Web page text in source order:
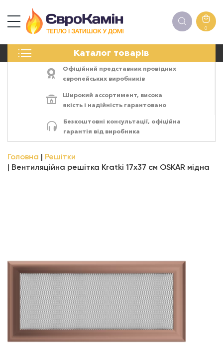
0
Каталог товарів
ПЕЧІ
ЕЛЕКТРОКАМІНИ
АКСЕСУАРИ
Офіційний представник провідних
європейських виробників
Широкий ассортимент, висока
якість і надійність гарантовано
Безкоштовні консультації, офіційна
гарантія від виробника
Головна
Решітки
Вентиляційна решітка Kratki 17х37 см OSKAR мідна